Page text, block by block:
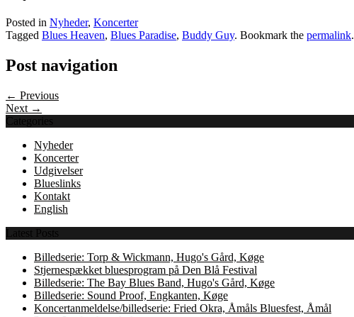
Posted in Nyheder, Koncerter
Tagged Blues Heaven, Blues Paradise, Buddy Guy. Bookmark the permalink.
Post navigation
← Previous
Next →
Categories
Nyheder
Koncerter
Udgivelser
Blueslinks
Kontakt
English
Latest Posts
Billedserie: Torp & Wickmann, Hugo's Gård, Køge
Stjernespækket bluesprogram på Den Blå Festival
Billedserie: The Bay Blues Band, Hugo's Gård, Køge
Billedserie: Sound Proof, Engkanten, Køge
Koncertanmeldelse/billedserie: Fried Okra, Åmåls Bluesfest, Åmål